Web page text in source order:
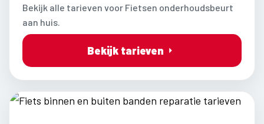
Bekijk alle tarieven voor Fietsen onderhoudsbeurt
aan huis.
Bekijk tarieven